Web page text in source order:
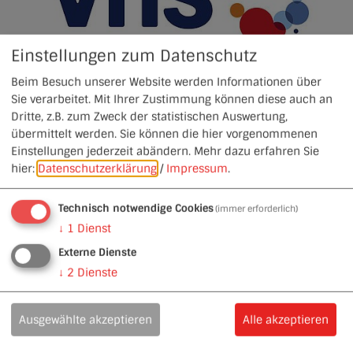
Volkshochschule Heideck
Einstellungen zum Datenschutz
Beim Besuch unserer Website werden Informationen über
Sie verarbeitet. Mit Ihrer Zustimmung können diese auch an
Dritte, z.B. zum Zweck der statistischen Auswertung,
übermittelt werden. Sie können die hier vorgenommenen
Einstellungen jederzeit abändern. Mehr dazu erfahren Sie
hier: Datenschutzerklärung / Impressum.
Technisch notwendige Cookies(immer erforderlich)
↓ 1 Dienst
Externe Dienste
↓ 2 Dienste
Ausgewählte akzeptieren Alle akzeptieren